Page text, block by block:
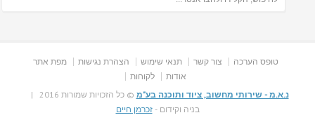
מפת אתר הצהרת נגישות תנאי שימוש צור קשר
טופס הערכה
לקוחות
אודות
נ.א.מ - שירותי מחשוב, ציוד ותוכנה בע"מ
© כל הזכויות שמורות 2016 |
בניה וקידום -זכרמן חיים